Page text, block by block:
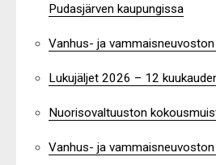
Pudasjärven kaupungissa
Vanhus- ja
Lukujäljet 2026 – 12
Nuorisovaltuuston
Vanhus- ja